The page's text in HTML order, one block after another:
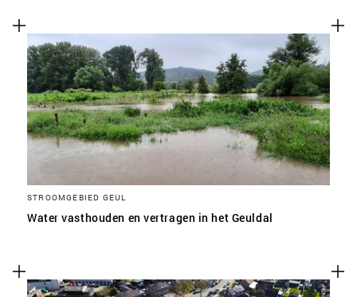
STROOMGEBIED GEUL
Water vasthouden en vertragen in het Geuldal